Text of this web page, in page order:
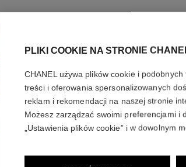
– zobacz w standardowym rozmiarze
PLIKI COOKIE NA STRONIE
CHANEL używa plików cookie i
treści i oferowania spersonalizowanych
reklam i rekomendacji na naszej stronie
Możesz zarządzać swoimi preferencjami i
„Ustawienia plików cookie” i w dowolnym